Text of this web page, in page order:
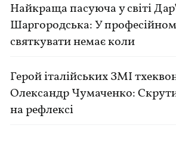
Найкраща пасуюча у світі
Шаргородська: У
святкувати немає коли
Герой італійських ЗМІ
Олександр Чумаченко:
на рефлексі